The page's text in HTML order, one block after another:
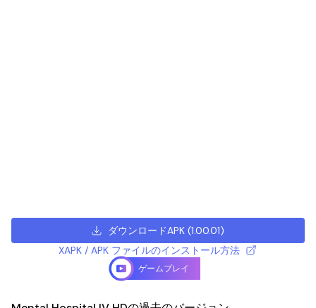
ダウンロードAPK (1.00.01)
XAPK / APK ファイルのインストール方法
ゲームプレイ